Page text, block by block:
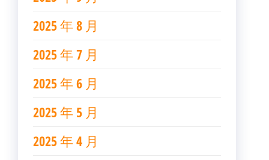
2025 年 8 月
2025 年 7 月
2025 年 6 月
2025 年 5 月
2025 年 4 月